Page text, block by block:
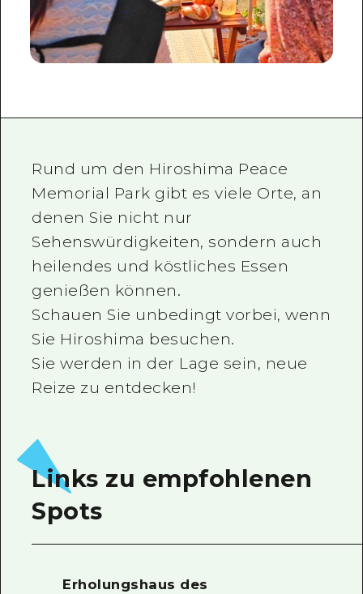
Rund um den Hiroshima Peace
Memorial Park gibt es viele Orte, an
denen Sie nicht nur
Sehenswürdigkeiten, sondern auch
heilendes und köstliches Essen
genießen können.
Schauen Sie unbedingt vorbei, wenn
Sie Hiroshima besuchen.
Sie werden in der Lage sein, neue
Reize zu entdecken!
Links zu empfohlenen
Spots
Erholungshaus des